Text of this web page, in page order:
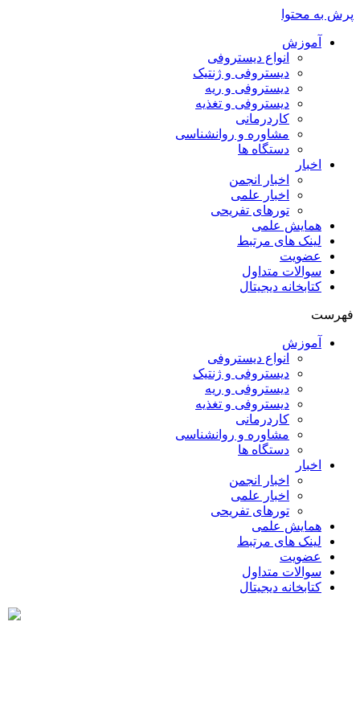
پرش به محتوا
آموزش
انواع دیستروفی
دیستروفی و ژنتیک
دیستروفی و ریه
دیستروفی و تغذیه
کاردرمانی
مشاوره و روانشناسی
دستگاه ها
اخبار
اخبار انجمن
اخبار علمی
تورهای تفریحی
همایش علمی
لینک های مرتبط
عضویت
سوالات متداول
کتابخانه دیجیتال
فهرست
آموزش
انواع دیستروفی
دیستروفی و ژنتیک
دیستروفی و ریه
دیستروفی و تغذیه
کاردرمانی
مشاوره و روانشناسی
دستگاه ها
اخبار
اخبار انجمن
اخبار علمی
تورهای تفریحی
همایش علمی
لینک های مرتبط
عضویت
سوالات متداول
کتابخانه دیجیتال